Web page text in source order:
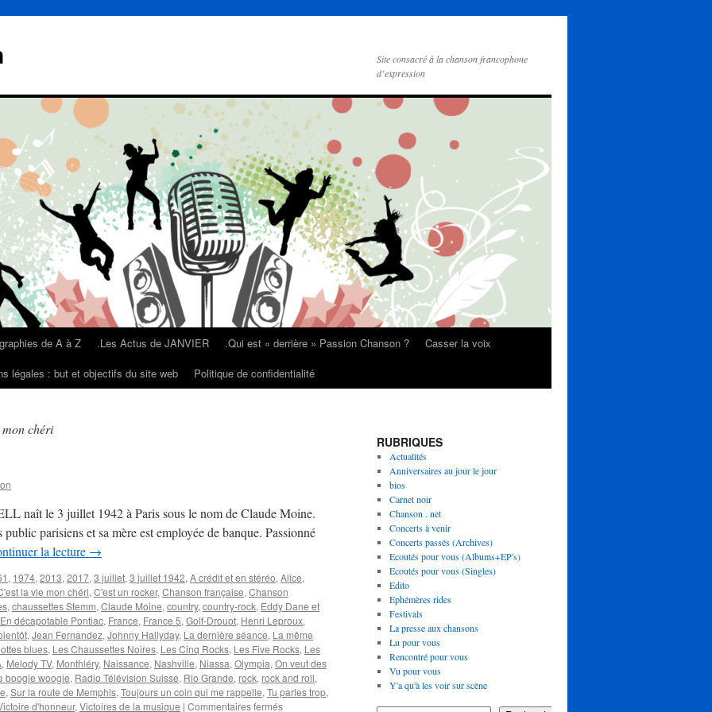
Site consacré à la chanson francophone
d’expression
de A à Z .Les Actus de JANVIER .Qui est « derrière » Passion Chanson ?
Casser la voix
légales : but et objectifs du site web Politique de confidentialité
mon chéri
naît le 3 juillet 1942 à Paris sous le nom de Claude Moine.
parisiens et sa mère est employée de banque. Passionné
la lecture →
, 1974, 2013, 2017, 3 juillet, 3 juillet 1942, A crédit et en stéréo, Alice,
la vie mon chéri, C'est un rocker, Chanson française, Chanson
, chaussettes Stemm, Claude Moine, country, country-rock, Eddy Dane et
En décapotable Pontiac, France, France 5, Golf-Drouot, Henri Leproux,
, Jean Fernandez, Johnny Hallyday, La dernière séance, La même
blues, Les Chaussettes Noires, Les Cinq Rocks, Les Five Rocks, Les
, Melody TV, Monthléry, Naissance, Nashville, Niassa, Olympia, On veut des
boogie woogie, Radio Télévision Suisse, Rio Grande, rock, rock and roll,
, Sur la route de Memphis, Toujours un coin qui me rappelle, Tu parles trop,
d'honneur, Victoires de la musique | Commentaires ferméssur
RUBRIQUES
Actualités
Anniversaires au jour le jour
bios
Carnet noir
Chanson . net
Concerts à venir
Concerts passés (Archives)
Ecoutés pour vous (Albums+EP's)
Ecoutés pour vous (Singles)
Edito
Ephémères rides
Festivals
La presse aux chansons
Lu pour vous
Rencontré pour vous
Vu pour vous
Y'a qu'à les voir sur scène